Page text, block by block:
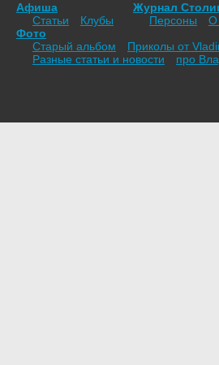
Афиша
Статьи
Клубы
Журнал
Персоны
О
Фото
Старый альбом
Приколы от
Разные статьи и новости
про